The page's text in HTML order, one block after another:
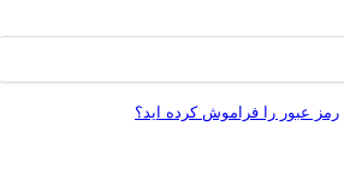
رمز عبور را فراموش کرده اید؟